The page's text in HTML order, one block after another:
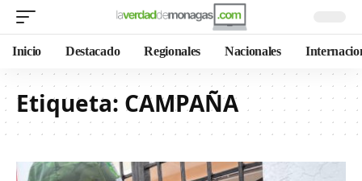
Inicio Destacado Regionales Nacionales
Etiqueta: CAMPAÑA